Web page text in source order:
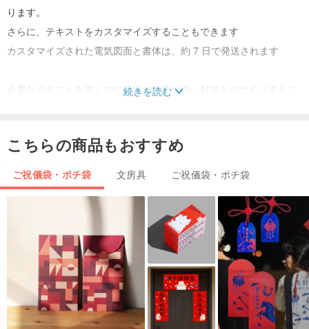
ります。
さらに、テキストをカスタマイズすることもできます
カスタマイズされた電気図面と書体は、約 7 日で発送されます
必要なテキストを書くのに役立つ無地の赤い封筒をデザインするこ
💌1セットの内容は
🧨ステッカー×1
ハンドメイド/台湾製
続きを読む
こちらの商品もおすすめ
ご祝儀袋・ポチ袋 文房具 ご祝儀袋・ポチ袋